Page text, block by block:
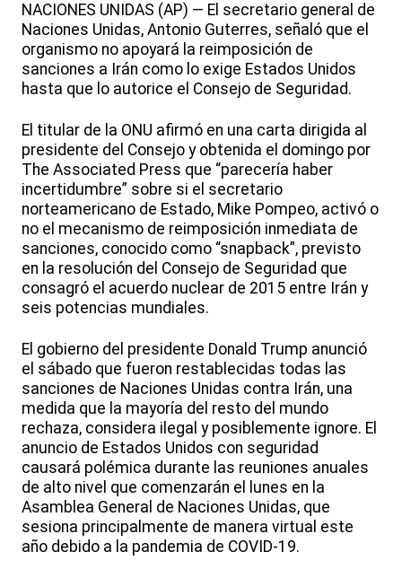
NACIONES UNIDAS (AP) — El secretario general de
Naciones Unidas, Antonio Guterres, señaló que el
organismo no apoyará la reimposición de
sanciones a Irán como lo exige Estados Unidos
hasta que lo autorice el Consejo de Seguridad.
El titular de la ONU afirmó en una carta dirigida al
presidente del Consejo y obtenida el domingo por
The Associated Press que “parecería haber
incertidumbre” sobre si el secretario
norteamericano de Estado, Mike Pompeo, activó o
no el mecanismo de reimposición inmediata de
sanciones, conocido como “snapback”, previsto
en la resolución del Consejo de Seguridad que
consagró el acuerdo nuclear de 2015 entre Irán y
seis potencias mundiales.
El gobierno del presidente Donald Trump anunció
el sábado que fueron restablecidas todas las
sanciones de Naciones Unidas contra Irán, una
medida que la mayoría del resto del mundo
rechaza, considera ilegal y posiblemente ignore. El
anuncio de Estados Unidos con seguridad
causará polémica durante las reuniones anuales
de alto nivel que comenzarán el lunes en la
Asamblea General de Naciones Unidas, que
sesiona principalmente de manera virtual este
año debido a la pandemia de COVID-19.